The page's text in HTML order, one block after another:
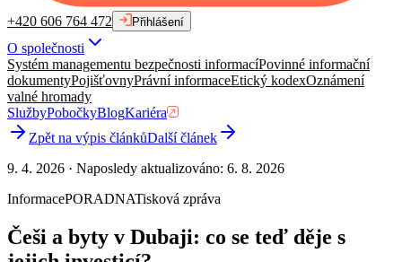
+420 606 764 472 Přihlášení
O společnosti
Systém managementu bezpečnosti informacíPovinné informační
dokumentyPojišťovnyPrávní informaceEtický kodexOznámení
valné hromady
SlužbyPobočkyBlogKariéra
Zpět na výpis článkůDalší článek
9. 4. 2026 · Naposledy aktualizováno: 6. 8. 2026
InformacePORADNATisková zpráva
Češi a byty v Dubaji: co se teď děje s